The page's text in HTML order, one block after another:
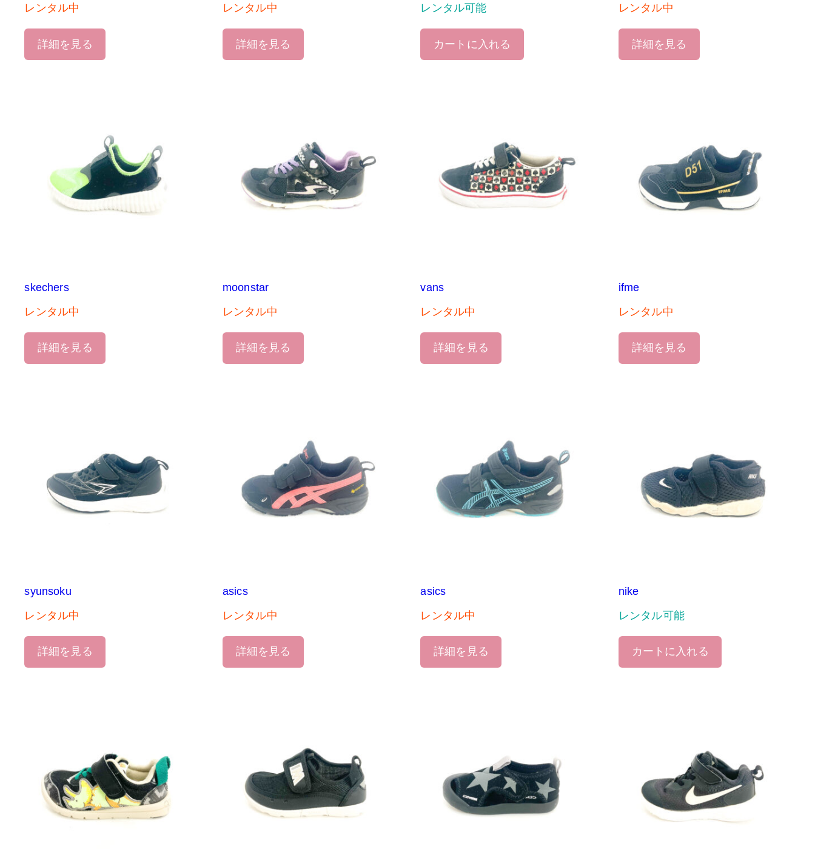
レンタル中
詳細を見る
レンタル中
詳細を見る
レンタル可能
カートに入れる
レンタル中
詳細を見る
skechers
レンタル中
詳細を見る
moonstar
レンタル中
詳細を見る
vans
レンタル中
詳細を見る
ifme
レンタル中
詳細を見る
syunsoku
レンタル中
詳細を見る
asics
レンタル中
詳細を見る
asics
レンタル中
詳細を見る
nike
レンタル可能
カートに入れる